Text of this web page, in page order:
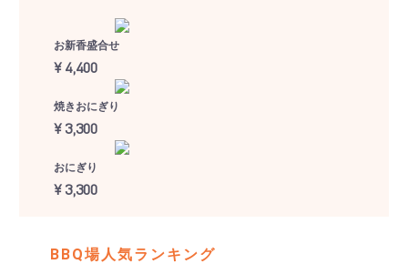
お新香盛合せ
¥ 4,400
焼きおにぎり
¥ 3,300
おにぎり
¥ 3,300
BBQ場人気ランキング